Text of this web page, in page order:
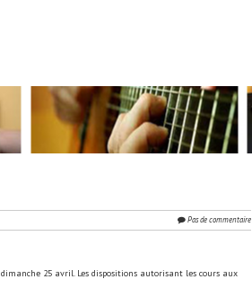
Pas de commentaire
25 avril. Les dispositions autorisant les cours aux